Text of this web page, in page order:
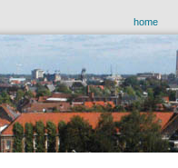
home